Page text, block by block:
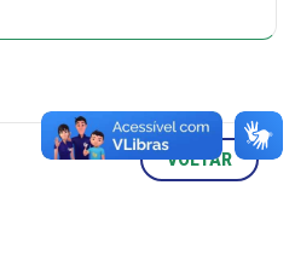
VOLTAR